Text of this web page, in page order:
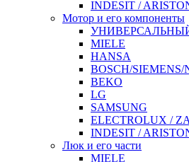
INDESIT /
Мотор и его компоненты
MIELE
HANSA
BOSCH/SIEMENS/
BEKO
LG
SAMSUNG
ELECTROLUX /
INDESIT /
Люк и его части
MIELE